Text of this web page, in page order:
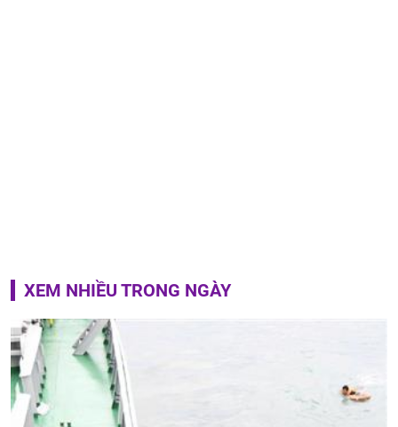
XEM NHIỀU TRONG NGÀY